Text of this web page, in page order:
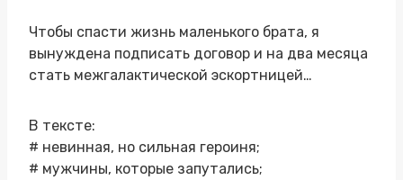
Чтобы спасти жизнь маленького брата, я
вынуждена подписать договор и на два месяца
стать межгалактической эскортницей…
В тексте:
# невинная, но сильная героиня;
# мужчины, которые запутались;